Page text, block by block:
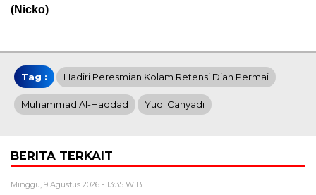
(Nicko)
Tag : Hadiri Peresmian Kolam Retensi Dian Permai
Muhammad Al-Haddad Yudi Cahyadi
BERITA TERKAIT
Minggu, 9 Agustus 2026 - 13:35 WIB